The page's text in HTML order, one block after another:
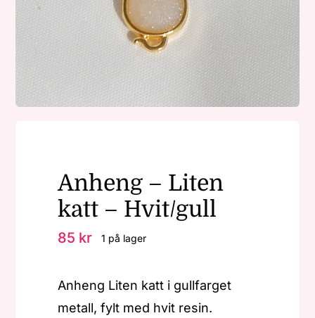
Nøkkelringer
Julepynt
Anheng – Liten
katt – Hvit/gull
85 kr 1 på lager
Anheng Liten katt i gullfarget
metall, fylt med hvit resin.